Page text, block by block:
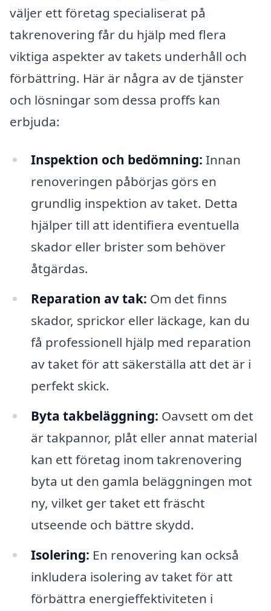
väljer ett företag specialiserat på
takrenovering får du hjälp med flera
viktiga aspekter av takets underhåll och
förbättring. Här är några av de tjänster
och lösningar som dessa proffs kan
erbjuda:
Inspektion och bedömning: Innan
renoveringen påbörjas görs en
grundlig inspektion av taket. Detta
hjälper till att identifiera eventuella
skador eller brister som behöver
åtgärdas.
Reparation av tak: Om det finns
skador, sprickor eller läckage, kan du
få professionell hjälp med reparation
av taket för att säkerställa att det är i
perfekt skick.
Byta takbeläggning: Oavsett om det
är takpannor, plåt eller annat material
kan ett företag inom takrenovering
byta ut den gamla beläggningen mot
ny, vilket ger taket ett fräscht
utseende och bättre skydd.
Isolering: En renovering kan också
inkludera isolering av taket för att
förbättra energieffektiviteten i